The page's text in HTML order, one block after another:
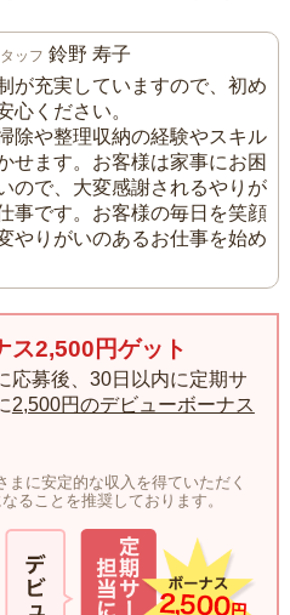
ッフ 鈴野 寿子
が充実していますので、初め
心ください。
除や整理収納の経験やスキル
せます。お客様は家事にお困
ので、大変感謝されるやりが
事です。お客様の毎日を笑顔
やりがいのあるお仕事を始め
ス2,500円ゲット
応募後、30日以内に定期サ
2,500円のデビューボーナス
に安定的な収入を得ていただく
ることを推奨しております。